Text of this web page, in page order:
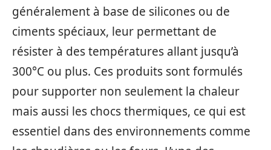
généralement à base de silicones ou de
ciments spéciaux, leur permettant de
résister à des températures allant jusqu’à
300°C ou plus. Ces produits sont formulés
pour supporter non seulement la chaleur
mais aussi les chocs thermiques, ce qui est
essentiel dans des environnements comme